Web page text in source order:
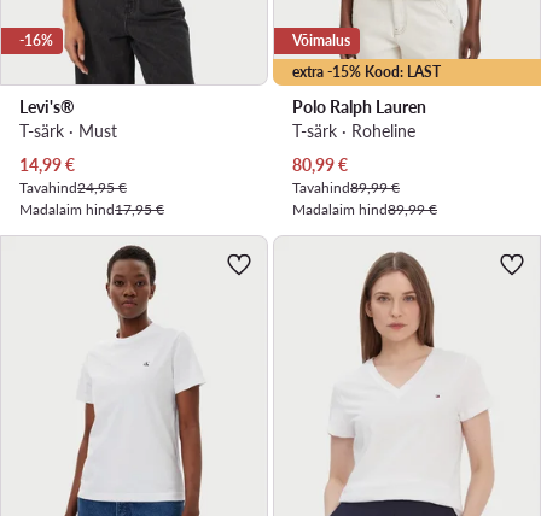
-16%
Levi's®
T-särk · Must
Praegune hind
14,99€
Tavahind24,95 €
Madalaim hind17,95 €
extra -15% Kood: LAST
Võimalus
Polo Ralph Lauren
T-särk · Roheline
Praegune hind
80,99€
Tavahind89,99 €
Madalaim hind89,99 €